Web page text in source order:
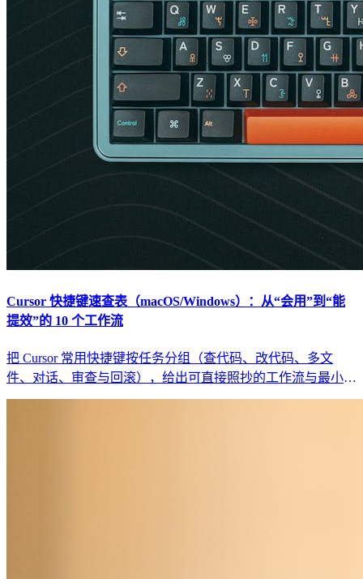
Cursor 快捷键速查表（macOS/Windows）：从“会用”到“能
提效”的 10 个工作流
把 Cursor 常用快捷键按任务分组（查代码、改代码、多文
件、对话、审查与回滚），给出可直接照抄的工作流与最小回
归清单，避免“快捷键背了也没变快”。